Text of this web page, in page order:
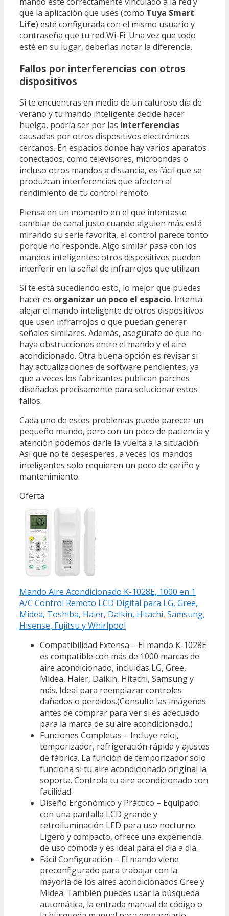
que la aplicación que uses (como Tuya Smart
Life) esté configurada con el mismo usuario y
contraseña que tu red Wi-Fi. Una vez que todo
esté en su lugar, deberías notar la diferencia.
Fallos por interferencias con otros
dispositivos
Si te encuentras en medio de un caluroso día de
verano y tu mando inteligente decide hacer
huelga, podría ser por las interferencias
causadas por otros dispositivos electrónicos
cercanos. En espacios donde hay varios aparatos
conectados, como televisores, microondas o
incluso otros mandos a distancia, es fácil que se
produzcan interferencias que afecten al
rendimiento de tu control remoto.
Piensa en un momento en el que intentaste
cambiar de canal justo cuando alguien más está
mirando su serie favorita, el control parece tonto
porque no responde. Algo similar pasa con los
mandos inteligentes: otros dispositivos pueden
interferir en la señal de infrarrojos que utilizan.
Si te está sucediendo esto, lo mejor que puedes
hacer es organizar un poco el espacio. Intenta
alejar el mando inteligente de otros dispositivos
que usen infrarrojos o que puedan generar
señales similares. Además, asegúrate de que no
haya obstrucciones entre el mando y el aire
acondicionado. Otra buena opción es revisar si
hay actualizaciones de software pendientes, ya
que a veces los fabricantes publican parches
diseñados precisamente para solucionar estos
fallos.
Cada uno de estos problemas puede parecer un
pequeño mundo, pero con un poco de paciencia y
atención podemos darle la vuelta a la situación.
Así que no te desesperes, a veces los mandos
inteligentes solo requieren un poco de cariño y
mantenimiento.
Oferta
Mando Aire Acondicionado K-1028E, 1000 en 1
A/C Control Remoto LCD Digital para LG, Gree,
Midea, Toshiba, Haier, Daikin, Hitachi, Samsung,
Hisense, Fujitsu y Whirlpool
Compatibilidad Extensa – El mando K-1028E
es compatible con más de 1000 marcas de
aire acondicionado, incluidas LG, Gree,
Midea, Haier, Daikin, Hitachi, Samsung y
más. Ideal para reemplazar controles
dañados o perdidos.(Consulte las imágenes
antes de comprar para ver si es adecuado
para la marca de su aire acondicionado.)
Funciones Completas – Incluye reloj,
temporizador, refrigeración rápida y ajustes
de fábrica. La función de temporizador solo
funciona si tu aire acondicionado original la
soporta. Controla tu aire acondicionado con
facilidad.
Diseño Ergonómico y Práctico – Equipado
con una pantalla LCD grande y
retroiluminación LED para uso nocturno.
Ligero y compacto, ofrece una experiencia
de uso cómoda y es ideal para el día a día.
Fácil Configuración – El mando viene
preconfigurado para trabajar con la
mayoría de los aires acondicionados Gree y
Midea. También puedes usar la búsqueda
automática, la entrada manual de código o